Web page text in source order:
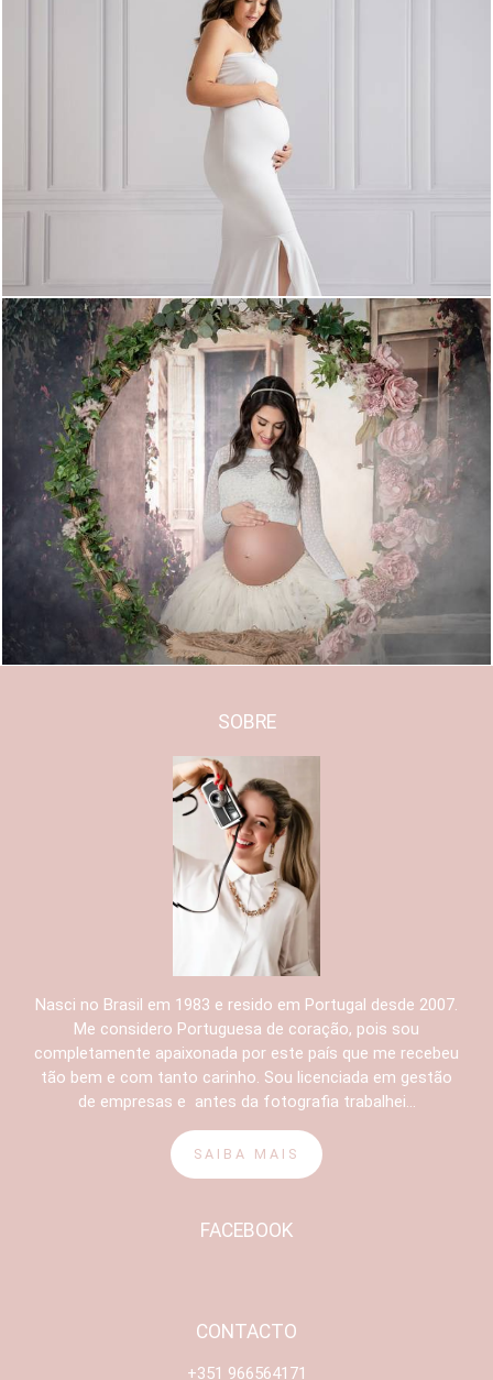
840
1301 0
SOBRE
Nasci no Brasil em 1983 e resido em Portugal desde 2007.
Me considero Portuguesa de coração, pois sou
completamente apaixonada por este país que me recebeu
tão bem e com tanto carinho. Sou licenciada em gestão
de empresas e antes da fotografia trabalhei...
SAIBA MAIS
FACEBOOK
CONTACTO
+351 966564171